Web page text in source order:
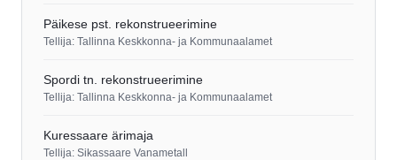
Päikese pst. rekonstrueerimine
Tellija: Tallinna Keskkonna- ja Kommunaalamet
Spordi tn. rekonstrueerimine
Tellija: Tallinna Keskkonna- ja Kommunaalamet
Kuressaare ärimaja
Tellija: Sikassaare Vanametall